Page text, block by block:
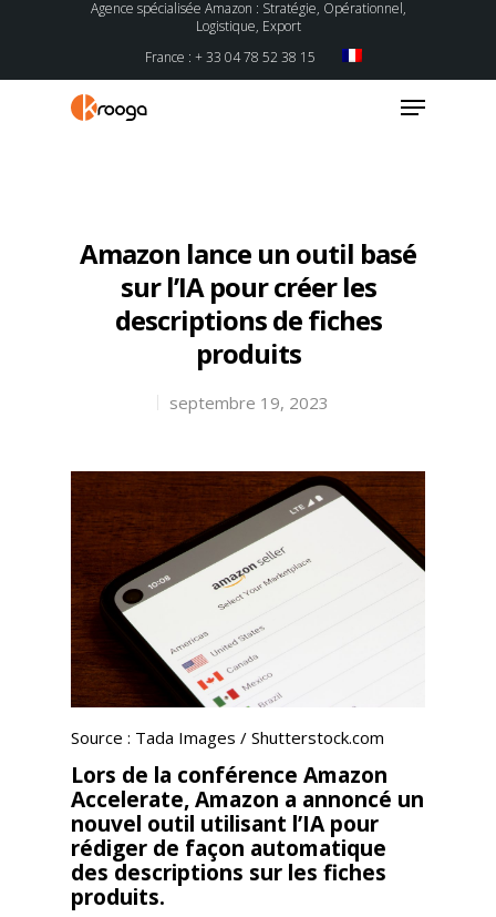
Agence spécialisée Amazon : Stratégie, Opérationnel,
Logistique, Export
France : + 33 04 78 52 38 15
Amazon lance un outil basé
sur l’IA pour créer les
descriptions de fiches
produits
septembre 19, 2023
Source : Tada Images / Shutterstock.com
Lors de la conférence Amazon
Accelerate, Amazon a annoncé un
nouvel outil utilisant l’IA pour
rédiger de façon automatique
des descriptions sur les fiches
produits.